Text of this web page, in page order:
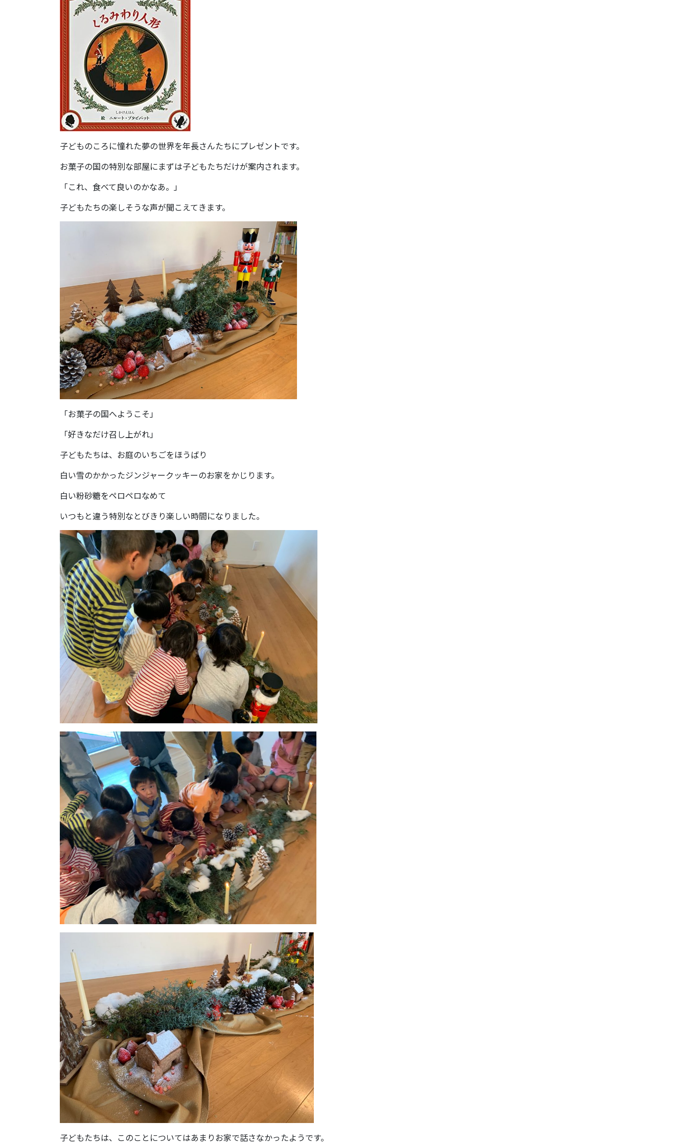
子どものころに憧れた夢の世界を年長さんたちにプレゼントです。
お菓子の国の特別な部屋にまずは子どもたちだけが案内されます。
「これ、食べて良いのかなあ。」
子どもたちの楽しそうな声が聞こえてきます。
「お菓子の国へようこそ」
「好きなだけ召し上がれ」
子どもたちは、お庭のいちごをほうばり
白い雪のかかったジンジャークッキーのお家をかじります。
白い粉砂糖をペロペロなめて
いつもと違う特別なとびきり楽しい時間になりました。
子どもたちは、このことについてはあまりお家で話さなかったようです。